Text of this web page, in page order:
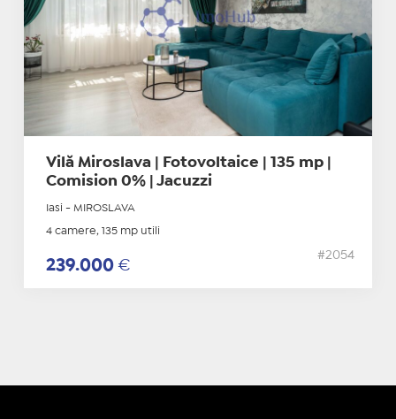
Vilă Miroslava | Fotovoltaice | 135 mp |
Comision 0% | Jacuzzi
Iasi - MIROSLAVA
4 camere, 135 mp utili
239.000 €
#2054